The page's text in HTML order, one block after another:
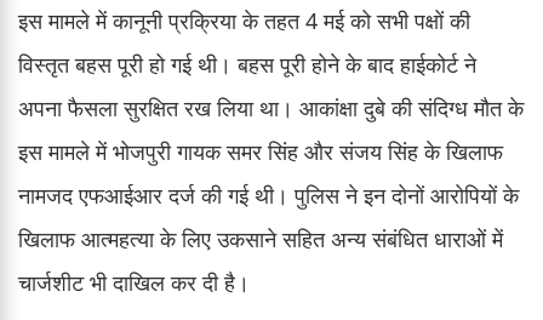
इस मामले में कानूनी प्रक्रिया के तहत 4 मई को सभी पक्षों की
विस्तृत बहस पूरी हो गई थी। बहस पूरी होने के बाद हाईकोर्ट ने
अपना फैसला सुरक्षित रख लिया था। आकांक्षा दुबे की संदिग्ध मौत के
इस मामले में भोजपुरी गायक समर सिंह और संजय सिंह के खिलाफ
नामजद एफआईआर दर्ज की गई थी। पुलिस ने इन दोनों आरोपियों के
खिलाफ आत्महत्या के लिए उकसाने सहित अन्य संबंधित धाराओं में
चार्जशीट भी दाखिल कर दी है।